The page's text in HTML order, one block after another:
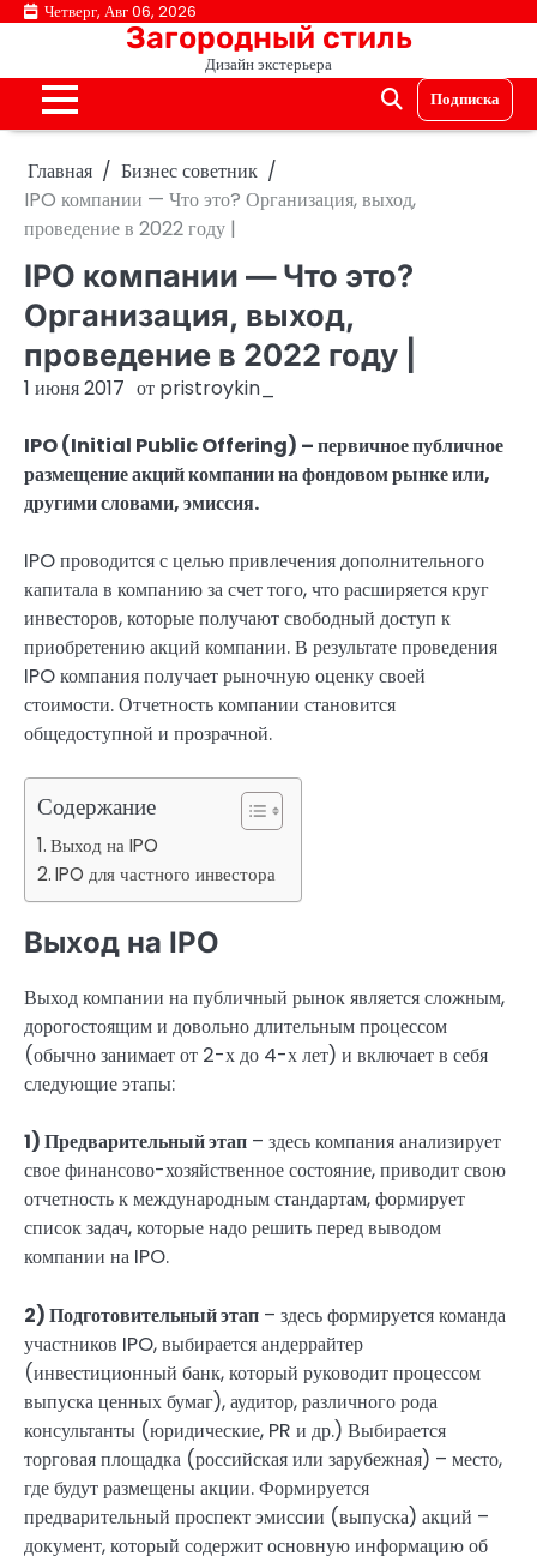
ПерейтиЧетверг, Авг 06, 2026
Загородный стиль
Дизайн экстерьера
Подписка
Главная
Бизнес советник
IPO компании — Что это? Организация, выход,
проведение в 2022 году |
IPO компании — Что это?
Организация, выход,
проведение в 2022 году |
1 июня 2017 от pristroykin_
IPO (Initial Public Offering) – первичное публичное
размещение акций компании на фондовом рынке или,
другими словами, эмиссия.
IPO проводится с целью привлечения дополнительного
капитала в компанию за счет того, что расширяется круг
инвесторов, которые получают свободный доступ к
приобретению акций компании. В результате проведения
IPO компания получает рыночную оценку своей
стоимости. Отчетность компании становится
общедоступной и прозрачной.
Содержание
Выход на IPO
IPO для частного инвестора
Выход на IPO
Выход компании на публичный рынок является сложным,
дорогостоящим и довольно длительным процессом
(обычно занимает от 2-х до 4-х лет) и включает в себя
следующие этапы:
1) Предварительный этап – здесь компания анализирует
свое финансово-хозяйственное состояние, приводит свою
отчетность к международным стандартам, формирует
список задач, которые надо решить перед выводом
компании на IPO.
2) Подготовительный этап – здесь формируется команда
участников IPO, выбирается андеррайтер
(инвестиционный банк, который руководит процессом
выпуска ценных бумаг), аудитор, различного рода
консультанты (юридические, PR и др.) Выбирается
торговая площадка (российская или зарубежная) – место,
где будут размещены акции. Формируется
предварительный проспект эмиссии (выпуска) акций –
документ, который содержит основную информацию об